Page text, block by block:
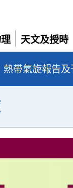
天文及授時
展
開
熱帶氣旋報告及